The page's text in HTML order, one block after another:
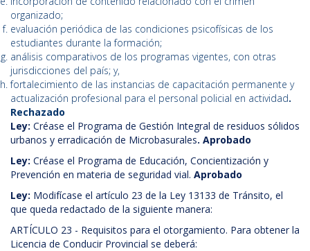
organizado;
evaluación periódica de las condiciones psicofísicas de los
estudiantes durante la formación;
análisis comparativos de los programas vigentes, con otras
jurisdicciones del país; y,
fortalecimiento de las instancias de capacitación permanente y
actualización profesional para el personal policial en actividad.
Rechazado
Ley: Créase el Programa de Gestión Integral de residuos sólidos
urbanos y erradicación de Microbasurales. Aprobado
Ley: Créase el Programa de Educación, Concientización y
Prevención en materia de seguridad vial. Aprobado
Ley: Modifícase el artículo 23 de la Ley 13133 de Tránsito, el
que queda redactado de la siguiente manera:
ARTÍCULO 23 - Requisitos para el otorgamiento. Para obtener la
Licencia de Conducir Provincial se deberá: